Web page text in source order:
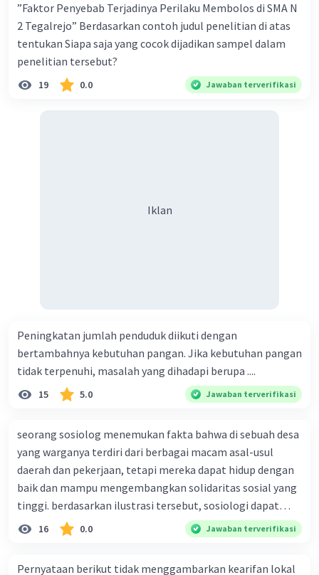
”Faktor Penyebab Terjadinya Perilaku Membolos di SMA N
2 Tegalrejo” Berdasarkan contoh judul penelitian di atas
tentukan Siapa saja yang cocok dijadikan sampel dalam
penelitian tersebut?
19 0.0 Jawaban terverifikasi
Iklan
Peningkatan jumlah penduduk diikuti dengan
bertambahnya kebutuhan pangan. Jika kebutuhan pangan
tidak terpenuhi, masalah yang dihadapi berupa ....
15 5.0 Jawaban terverifikasi
seorang sosiolog menemukan fakta bahwa di sebuah desa
yang warganya terdiri dari berbagai macam asal-usul
daerah dan pekerjaan, tetapi mereka dapat hidup dengan
baik dan mampu mengembangkan solidaritas sosial yang
tinggi. berdasarkan ilustrasi tersebut, sosiologi dapat
berfungsi sebagai ilmu yang ....
16 0.0 Jawaban terverifikasi
Pernyataan berikut tidak menggambarkan kearifan lokal